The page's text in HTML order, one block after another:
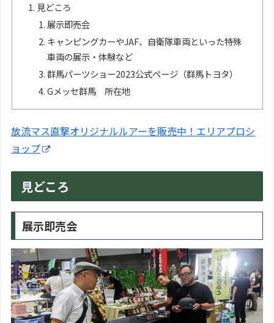
見どころ
展示即売会
キャンピングカーやJAF、自衛隊車両といった特殊
車両の展示・体験など
群馬パーツショー2023公式ページ（群馬トヨタ）
Gメッセ群馬 所在地
放流マス直撃オリジナルルアーを販売中！エリアプロシ
ョップ
見どころ
展示即売会